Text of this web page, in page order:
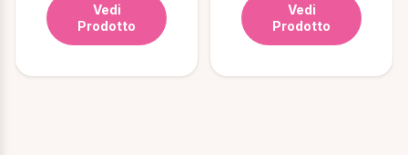
Vedi
Prodotto
Vedi
Prodotto